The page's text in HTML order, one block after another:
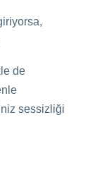
de
sessizliği